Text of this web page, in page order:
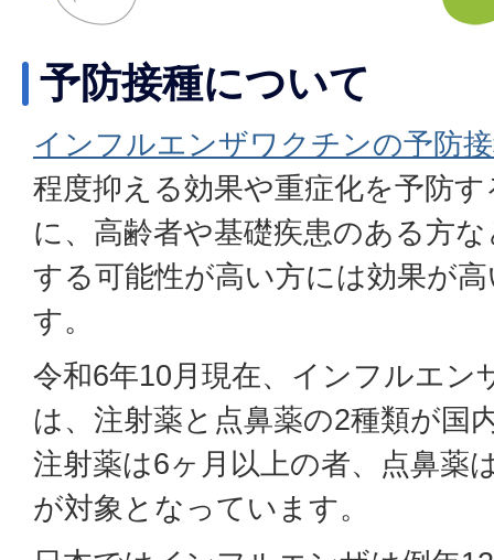
予防接種について
インフルエンザワクチンの予防
程度抑える効果や重症化を予防
に、高齢者や基礎疾患のある方
する可能性が高い方には効果が
す。
令和6年10月現在、インフルエン
は、注射薬と点鼻薬の2種類が国
注射薬は6ヶ月以上の者、点鼻薬
が対象となっています。